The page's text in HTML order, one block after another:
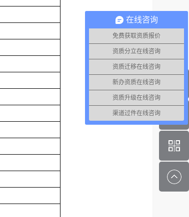
在线咨询
免费获取资质报价
资质分立在线咨询
资质迁移在线咨询
新办资质在线咨询
资质升级在线咨询
渠道过件在线咨询